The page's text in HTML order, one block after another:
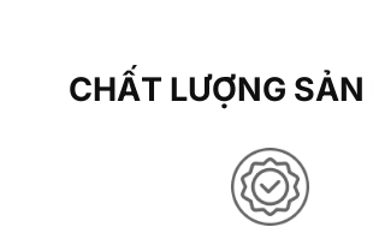
CHẤT LƯỢNG